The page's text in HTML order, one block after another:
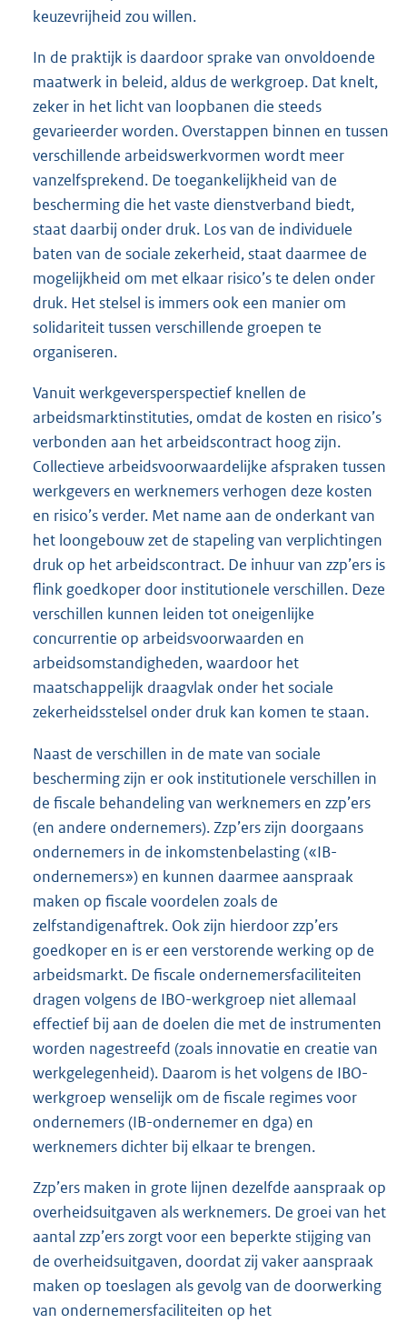
keuzevrijheid zou willen.
In de praktijk is daardoor sprake van onvoldoende
maatwerk in beleid, aldus de werkgroep. Dat knelt,
zeker in het licht van loopbanen die steeds
gevarieerder worden. Overstappen binnen en tussen
verschillende arbeidswerkvormen wordt meer
vanzelfsprekend. De toegankelijkheid van de
bescherming die het vaste dienstverband biedt,
staat daarbij onder druk. Los van de individuele
baten van de sociale zekerheid, staat daarmee de
mogelijkheid om met elkaar risico’s te delen onder
druk. Het stelsel is immers ook een manier om
solidariteit tussen verschillende groepen te
organiseren.
Vanuit werkgeversperspectief knellen de
arbeidsmarktinstituties, omdat de kosten en risico’s
verbonden aan het arbeidscontract hoog zijn.
Collectieve arbeidsvoorwaardelijke afspraken tussen
werkgevers en werknemers verhogen deze kosten
en risico’s verder. Met name aan de onderkant van
het loongebouw zet de stapeling van verplichtingen
druk op het arbeidscontract. De inhuur van zzp’ers is
flink goedkoper door institutionele verschillen. Deze
verschillen kunnen leiden tot oneigenlijke
concurrentie op arbeidsvoorwaarden en
arbeidsomstandigheden, waardoor het
maatschappelijk draagvlak onder het sociale
zekerheidsstelsel onder druk kan komen te staan.
Naast de verschillen in de mate van sociale
bescherming zijn er ook institutionele verschillen in
de fiscale behandeling van werknemers en zzp’ers
(en andere ondernemers). Zzp’ers zijn doorgaans
ondernemers in de inkomstenbelasting («IB-
ondernemers») en kunnen daarmee aanspraak
maken op fiscale voordelen zoals de
zelfstandigenaftrek. Ook zijn hierdoor zzp’ers
goedkoper en is er een verstorende werking op de
arbeidsmarkt. De fiscale ondernemersfaciliteiten
dragen volgens de IBO-werkgroep niet allemaal
effectief bij aan de doelen die met de instrumenten
worden nagestreefd (zoals innovatie en creatie van
werkgelegenheid). Daarom is het volgens de IBO-
werkgroep wenselijk om de fiscale regimes voor
ondernemers (IB-ondernemer en dga) en
werknemers dichter bij elkaar te brengen.
Zzp’ers maken in grote lijnen dezelfde aanspraak op
overheidsuitgaven als werknemers. De groei van het
aantal zzp’ers zorgt voor een beperkte stijging van
de overheidsuitgaven, doordat zij vaker aanspraak
maken op toeslagen als gevolg van de doorwerking
van ondernemersfaciliteiten op het